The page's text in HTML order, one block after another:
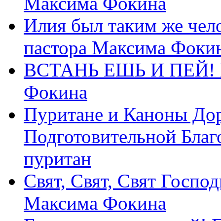
Илия был таким же
пастора Максима
ВСТАНЬ ЕШЬ И ПЕЙ!
Фокина
Пуритане и Каноны
Подготовительной
пуритан
Свят, Свят, Свят
Максима Фокина